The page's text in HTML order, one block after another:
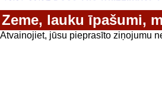
Zeme, lauku īpašumi,
Atvainojiet, jūsu pieprasīto ziņojumu